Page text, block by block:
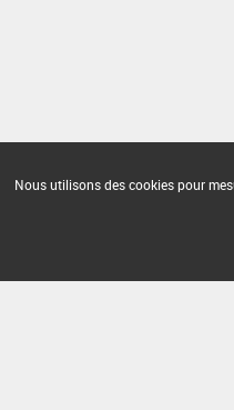
Nous utilisons des cookies pour